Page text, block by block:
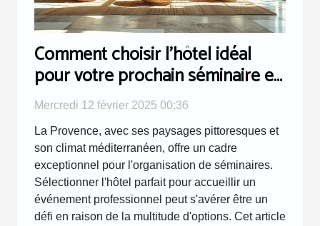
Comment choisir l'hôtel idéal
pour votre prochain séminaire en
Provence
Mercredi 12 février 2025 00:36
La Provence, avec ses paysages pittoresques et
son climat méditerranéen, offre un cadre
exceptionnel pour l'organisation de séminaires.
Sélectionner l'hôtel parfait pour accueillir un
événement professionnel peut s'avérer être un
défi en raison de la multitude d'options. Cet article